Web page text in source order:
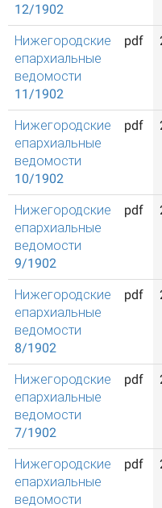
12/1902
Нижегородские
епархиальные
ведомости
11/1902
pdf
Нижегородские
епархиальные
ведомости
10/1902
pdf
Нижегородские
епархиальные
ведомости
9/1902
pdf
Нижегородские
епархиальные
ведомости
8/1902
pdf
Нижегородские
епархиальные
ведомости
7/1902
pdf
Нижегородские
епархиальные
ведомости
pdf